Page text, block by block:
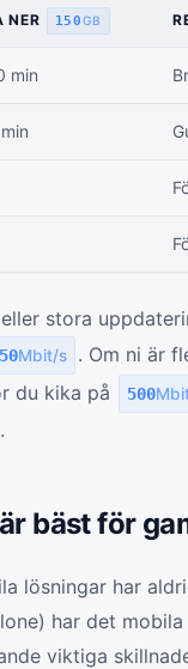
NER 150GB
min
stora
Mbit/s
. Om ni är
du kika på
500
bäst för
lösningar har
har det
viktiga